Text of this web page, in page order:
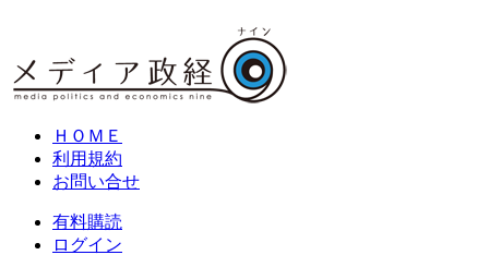
ＨＯＭＥ
利用規約
お問い合せ
有料購読
ログイン